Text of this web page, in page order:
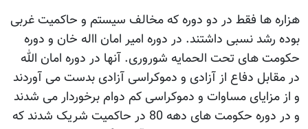
هزاره ها فقط در دو دوره که مخالف سیستم و حاکمیت غربی
بوده رشد نسبی داشتند. در دوره امیر امان االه خان و دوره
حکومت های تحت الحمایه شوروری. آنها در دوره امان الله
در مقابل دفاع از آزادی و دموکراسی آزادی بدست می آوردند
و از مزایای مساوات و دموکراسی کم دوام برخوردار می شدند
و در دوره حکومت های دهه 80 در حاکمیت شریک شدند که